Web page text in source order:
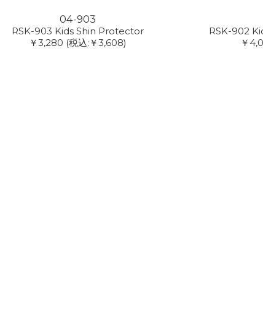
04-903
RSK-903 Kids Shin Protector
￥3,280 (税込:￥3,608)
RSK-902
￥